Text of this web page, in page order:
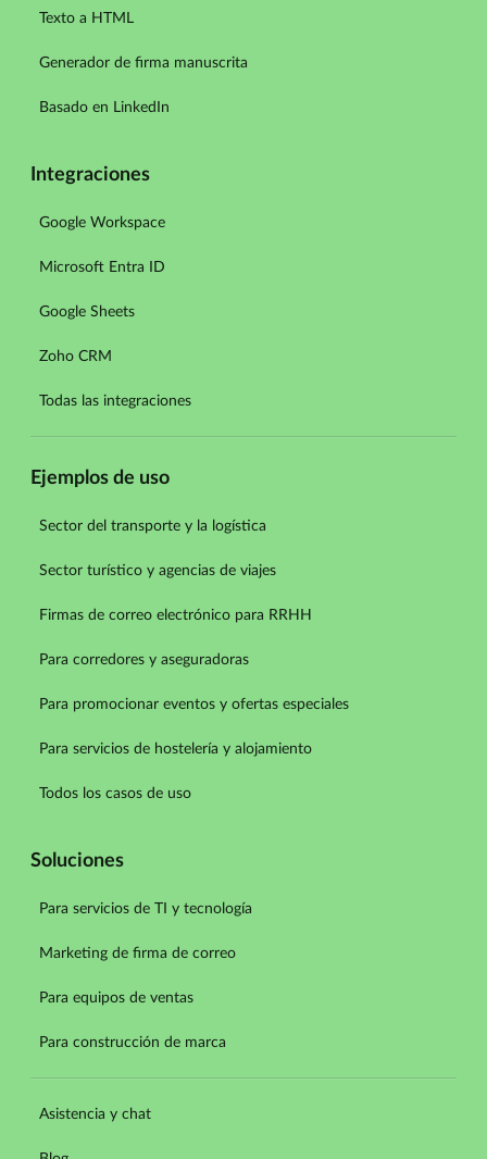
Texto a HTML
Generador de firma manuscrita
Basado en LinkedIn
Integraciones
Google Workspace
Microsoft Entra ID
Google Sheets
Zoho CRM
Todas las integraciones
Ejemplos de uso
Sector del transporte y la logística
Sector turístico y agencias de viajes
Firmas de correo electrónico para RRHH
Para corredores y aseguradoras
Para promocionar eventos y ofertas especiales
Para servicios de hostelería y alojamiento
Todos los casos de uso
Soluciones
Para servicios de TI y tecnología
Marketing de firma de correo
Para equipos de ventas
Para construcción de marca
Asistencia y chat